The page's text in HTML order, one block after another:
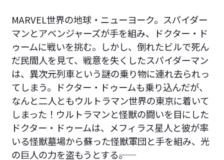
MARVEL世界の地球・ニューヨーク。スパイダー
マンとアベンジャーズが手を組み、ドクター・ド
ゥームに戦いを挑む。しかし、倒れたビルで死ん
だ民間人を見て、戦意を失くしたスパイダーマン
は、異次元列車という謎の乗り物に連れ去られっ
てしまう。ドクター・ドゥームも乗り込んだが、
なんと二人ともウルトラマン世界の東京に着いて
しまった！ウルトラマンと怪獣の闘いを目にした
ドクター・ドゥームは、メフィラス星人と彼が率
いる怪獣墓場から蘇った怪獣軍団と手を組み、光
の巨人の力を盗もうとする――。